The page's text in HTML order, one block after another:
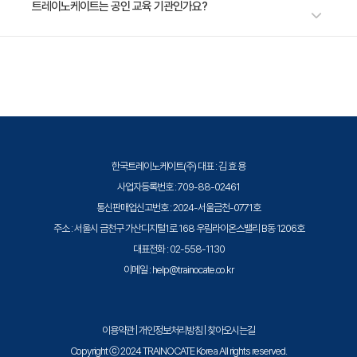
수강료는 800,000원(VAT 별도)입니다. 고용보험 환급 및 기업 할인 혜택
트레이노케이트는 공인 교육 기관인가요?
한국트레이노케이트(주) 대표 : 김 효 용
사업자등록번호 : 709-88-02461
통신판매업신고번호 : 2024-서울금천-0771호
주소 : 서울시 금천구 가산디지털1로 168 우림라이온스밸리 B동 1206호
대표전화 : 02-558-1130
이메일 : help@trainocate.co.kr
이용약관| 개인정보처리방침 찾아오시는길
Copyright ⓒ 2024 TRAINOCATE Korea All rights reserved.